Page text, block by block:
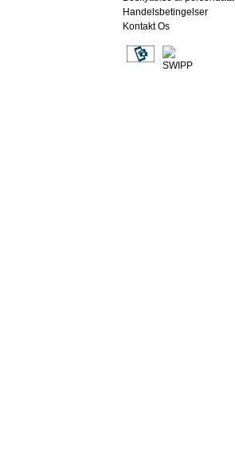
Handelsbetingelser
Kontakt Os